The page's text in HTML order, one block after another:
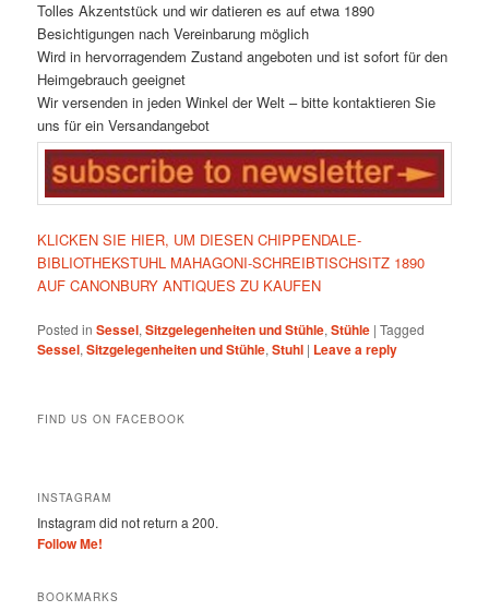
Tolles Akzentstück und wir datieren es auf etwa 1890
Besichtigungen nach Vereinbarung möglich
Wird in hervorragendem Zustand angeboten und ist sofort für den
Heimgebrauch geeignet
Wir versenden in jeden Winkel der Welt – bitte kontaktieren Sie
uns für ein Versandangebot
KLICKEN SIE HIER, UM DIESEN CHIPPENDALE-
BIBLIOTHEKSTUHL MAHAGONI-SCHREIBTISCHSITZ 1890
AUF CANONBURY ANTIQUES ZU KAUFEN
Posted in Sessel,Sitzgelegenheiten und Stühle,Stühle |Tagged
Sessel,Sitzgelegenheiten und Stühle,Stuhl | Leave a reply
FIND US ON FACEBOOK
INSTAGRAM
Instagram did not return a 200.
Follow Me!
BOOKMARKS